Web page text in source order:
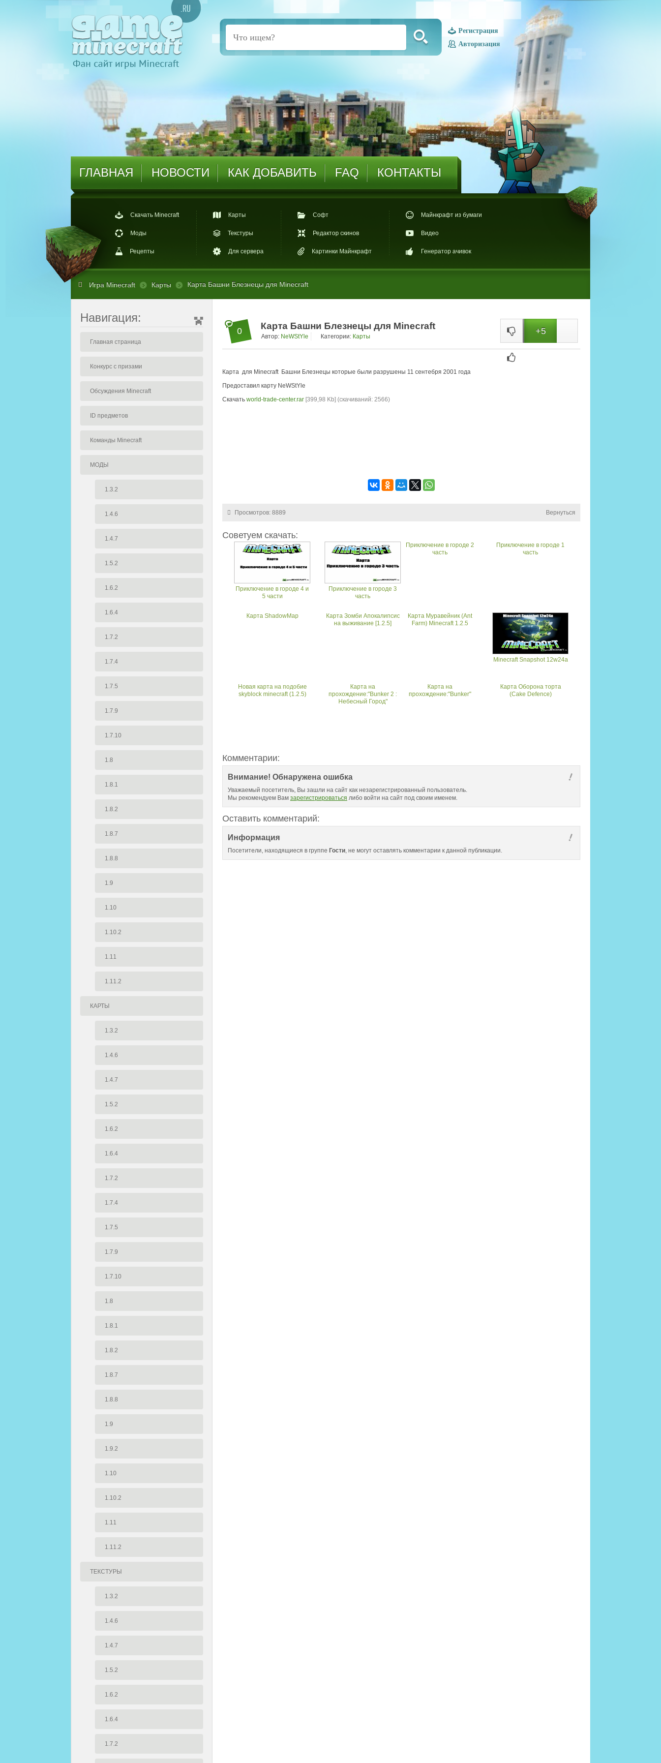
Регистрация
Авторизация
ГЛАВНАЯ НОВОСТИ КАК ДОБАВИТЬ FAQ КОНТАКТЫ
Скачать Minecraft
Моды
Рецепты
Карты
Текстуры
Для сервера
Софт
Редактор скинов
Картинки Майнкрафт
Майнкрафт из бумаги
Видео
Генератор ачивок
Игра Minecraft Карты Карта Башни Блезнецы для Minecraft
Навигация:
Главная страница
Конкурс с призами
Обсуждения Minecraft
ID предметов
Команды Minecraft
МОДЫ
1.3.2
1.4.6
1.4.7
1.5.2
1.6.2
1.6.4
1.7.2
1.7.4
1.7.5
1.7.9
1.7.10
1.8
1.8.1
1.8.2
1.8.7
1.8.8
1.9
1.10
1.10.2
1.11
1.11.2
КАРТЫ
1.3.2
1.4.6
1.4.7
1.5.2
1.6.2
1.6.4
1.7.2
1.7.4
1.7.5
1.7.9
1.7.10
1.8
1.8.1
1.8.2
1.8.7
1.8.8
1.9
1.9.2
1.10
1.10.2
1.11
1.11.2
ТЕКСТУРЫ
1.3.2
1.4.6
1.4.7
1.5.2
1.6.2
1.6.4
1.7.2
0 Карта Башни Блезнецы для Minecraft
Автор: NeWStYle Категории: Карты
+5
Карта для Minecraft Башни Блезнецы которые были разрушены 11 сентебря 2001 года
Предоставил карту NeWStYle
Скачать world-trade-center.rar [399,98 Kb] (cкачиваний: 2566)
Просмотров: 8889 Вернуться
Советуем скачать:
Приключение в городе 4 и
5 части
Приключение в городе 3
часть
Приключение в городе 2
часть
Приключение в городе 1
часть
Карта ShadowMap
Карта Зомби Апокалипсис
на выживание [1.2.5]
Карта Муравейник (Ant
Farm) Minecraft 1.2.5
Minecraft Snapshot 12w24a
Новая карта на подобие
skyblock minecraft (1.2.5)
Карта на
прохождение:"Bunker 2 :
Небесный Город"
Карта на
прохождение:"Bunker"
Карта Оборона торта
(Cake Defence)
Комментарии:
Внимание! Обнаружена ошибка
Уважаемый посетитель, Вы зашли на сайт как незарегистрированный пользователь.
Мы рекомендуем Вам зарегистрироваться либо войти на сайт под своим именем.
Оставить комментарий:
Информация
Посетители, находящиеся в группе Гости , не могут оставлять комментарии к данной публикации.